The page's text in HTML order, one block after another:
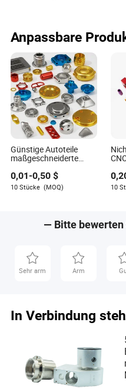
Anpassbare
Günstige Autoteile
maßgeschneiderte
Fräsen
Aluminiumfräsen CNC-
0,01-0,50 $
10 Stücke (MOQ) 10
— Bitte
Sehr arm Arm
In Verbindung